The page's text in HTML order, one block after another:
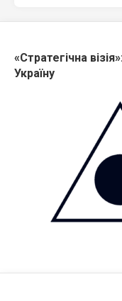
«Стратегічна
Україну